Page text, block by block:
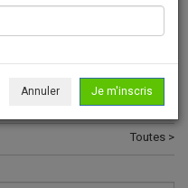
1300 >
Toutes >
Annuler Je m'inscris